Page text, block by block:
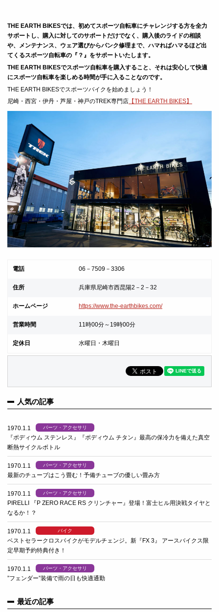
THE EARTH BIKESでは、初めてスポーツ自転車にチャレンジする方を全力
サポートし、 購入に対してのサポートだけでなく、購入後のライドの相談
や、メンテナンス、ウェア選びからパンク修理まで、ハマればハマるほど出
てくるスポーツ自転車の『？』をサポートいたします。
THE EARTH BIKESでスポーツ自転車を購入すること、それは安心して快適
にスポーツ自転車を楽しめる時間が手に入ることなのです。
THE EARTH BIKESでスポーツバイクを始めましょう！
尼崎・西宮・伊丹・芦屋・神戸のTREK専門店 【THE EARTH BIKES】
電話 06－7509－3306
住所 兵庫県尼崎市西昆陽2－2－32
ホームページ https://www.the-earthbikes.com/
営業時間 11時00分～19時00分
定休日 水曜日・木曜日
人気の記事
1970.1.1 パーツ・アクセサリ
『ポディウム ステンレス』『ポディウム チタン』最高の保冷力を備えた真空
断熱サイクルボトル
1970.1.1 パーツ・アクセサリ
最新のチューブはこう畳む！予備チューブの優しい畳み方
1970.1.1 パーツ・アクセサリ
PIRELLI 『P ZERO RACE RS クリンチャー』登場！富士ヒル用決戦タイヤと
なるか！？
1970.1.1 バイク
ベストセラークロスバイクがモデルチェンジ。新『FX 3』 アースバイクス限
定早期予約特典付き！
1970.1.1 パーツ・アクセサリ
”フェンダー”装備で雨の日も快適通勤
最近の記事